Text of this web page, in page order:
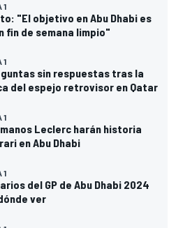
1
"El objetivo en Abu Dhabi es
fin de semana limpio"
1
sin respuestas tras la
del espejo retrovisor en Qatar
1
Leclerc harán historia
en Abu Dhabi
1
del GP de Abu Dhabi 2024
ver